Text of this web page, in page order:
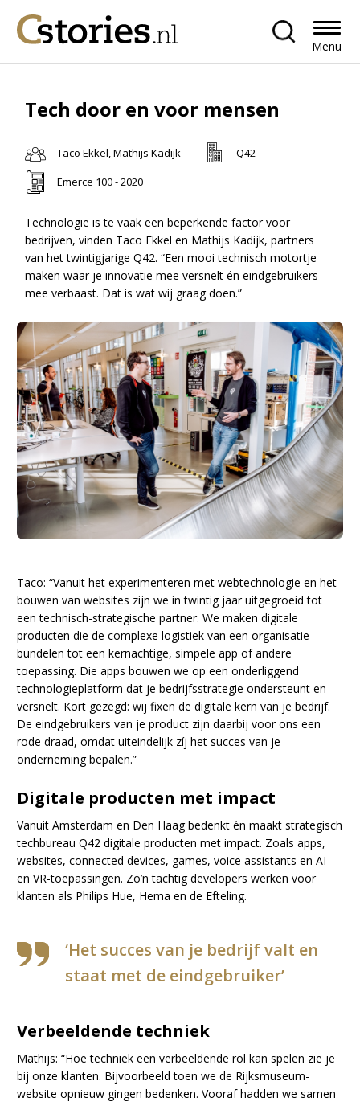
Menu
Tech door en voor mensen
Taco Ekkel, Mathijs Kadijk
Q42
Emerce 100 - 2020
Technologie is te vaak een beperkende factor voor
bedrijven, vinden Taco Ekkel en Mathijs Kadijk, partners
van het twintigjarige Q42. “Een mooi technisch motortje
maken waar je innovatie mee versnelt én eindgebruikers
mee verbaast. Dat is wat wij graag doen.”
Taco: “Vanuit het experimenteren met webtechnologie en het
bouwen van websites zijn we in twintig jaar uitgegroeid tot
een technisch-strategische partner. We maken digitale
producten die de complexe logistiek van een organisatie
bundelen tot een kernachtige, simpele app of andere
toepassing. Die apps bouwen we op een onderliggend
technologieplatform dat je bedrijfsstrategie ondersteunt en
versnelt. Kort gezegd: wij fixen de digitale kern van je bedrijf.
De eindgebruikers van je product zijn daarbij voor ons een
rode draad, omdat uiteindelijk zíj het succes van je
onderneming bepalen.”
Digitale producten met impact
Vanuit Amsterdam en Den Haag bedenkt én maakt strategisch
techbureau Q42 digitale producten met impact. Zoals apps,
websites, connected devices, games, voice assistants en AI-
en VR-toepassingen. Zo’n tachtig developers werken voor
klanten als Philips Hue, Hema en de Efteling.
‘Het succes van je bedrijf valt en
staat met de eindgebruiker’
Verbeeldende techniek
Mathijs: “Hoe techniek een verbeeldende rol kan spelen zie je
bij onze klanten. Bijvoorbeeld toen we de Rijksmuseum-
website opnieuw gingen bedenken. Vooraf hadden we samen